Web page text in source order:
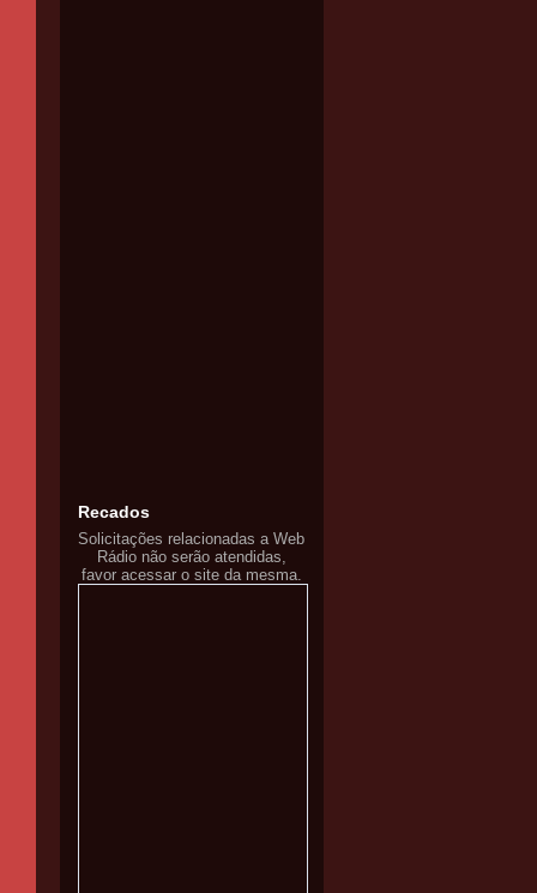
Recados
Solicitações relacionadas a Web
Rádio não serão atendidas,
favor acessar o site da mesma.